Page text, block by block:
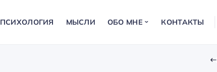
ПСИХОЛОГИЯ МЫСЛИ ОБО МНЕ КОНТАКТЫ